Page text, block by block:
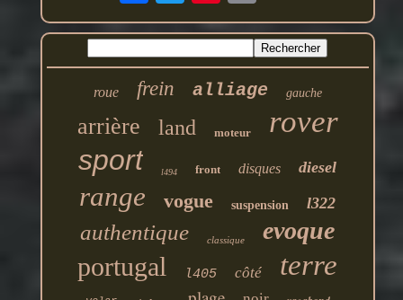
roue frein alliage gauche
arrière land moteur rover
sport l494 front disques diesel
range vogue suspension l322
authentique classique evoque
portugal l405 côté terre